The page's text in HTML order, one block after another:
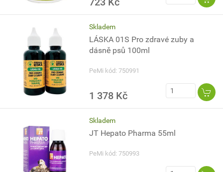
Skladem
LÁSKA 01S Pro zdravé zuby a
dásně psů 100ml
PeMi kód: 750991
1 378 Kč
Skladem
JT Hepato Pharma 55ml
PeMi kód: 750993